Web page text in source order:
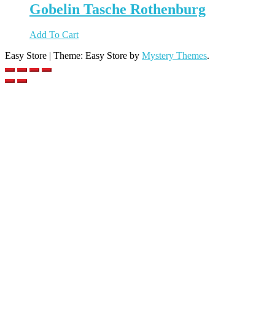
Gobelin Tasche Rothenburg
Add To Cart
Easy Store | Theme: Easy Store by Mystery Themes.